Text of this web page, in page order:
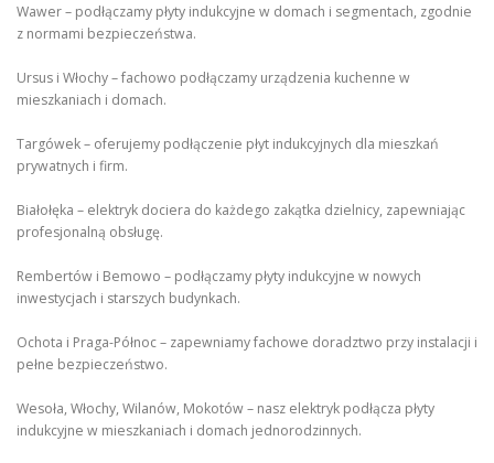
Wawer – podłączamy płyty indukcyjne w domach i segmentach, zgodnie
z normami bezpieczeństwa.
Ursus i Włochy – fachowo podłączamy urządzenia kuchenne w
mieszkaniach i domach.
Targówek – oferujemy podłączenie płyt indukcyjnych dla mieszkań
prywatnych i firm.
Białołęka – elektryk dociera do każdego zakątka dzielnicy, zapewniając
profesjonalną obsługę.
Rembertów i Bemowo – podłączamy płyty indukcyjne w nowych
inwestycjach i starszych budynkach.
Ochota i Praga-Północ – zapewniamy fachowe doradztwo przy instalacji i
pełne bezpieczeństwo.
Wesoła, Włochy, Wilanów, Mokotów – nasz elektryk podłącza płyty
indukcyjne w mieszkaniach i domach jednorodzinnych.